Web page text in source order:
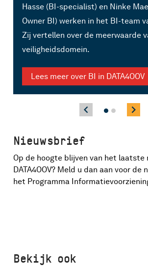
Hasse (BI-specialist) en Ninke
Owner BI) werken in het BI-team
Zij vertellen over de meerwaarde
veiligheidsdomein.
Lees meer over BI in DATA4OOV
chevron_left chevron_right
Nieuwsbrief
Op de hoogte blijven van het laatste
DATA4OOV? Meld u dan aan voor de
het Programma
Bekijk ook